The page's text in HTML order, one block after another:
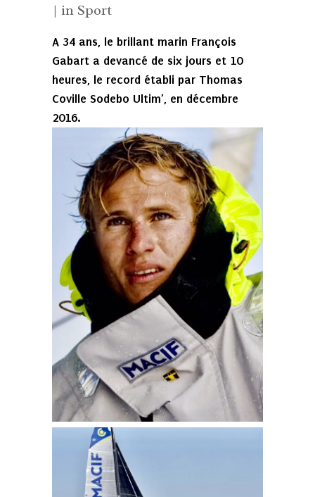
in Sport
A 34 ans, le brillant marin François
Gabart a devancé de six jours et 10
heures, le record établi par Thomas
Coville Sodebo Ultim’, en décembre
2016.